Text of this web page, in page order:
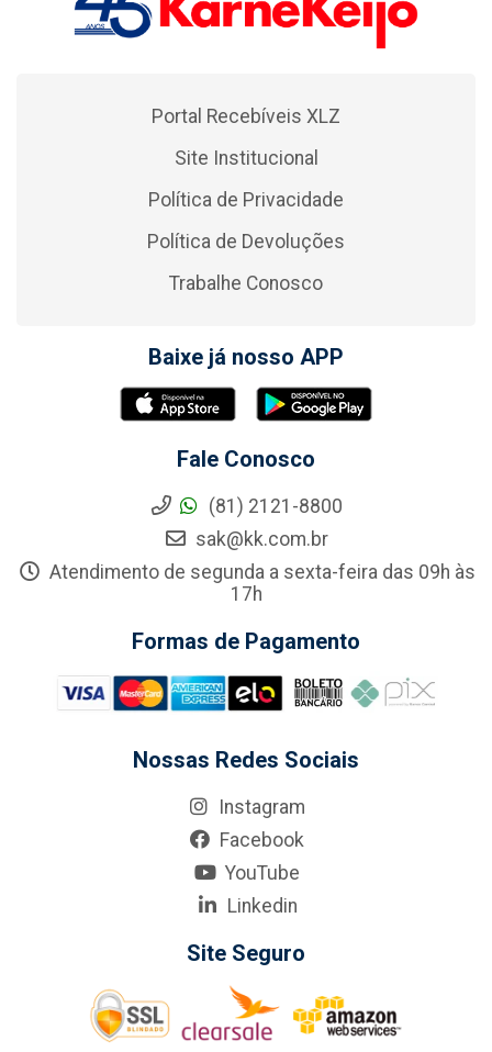
Portal Recebíveis XLZ
Site Institucional
Política de Privacidade
Política de Devoluções
Trabalhe Conosco
Baixe já nosso APP
Fale Conosco
(81) 2121-8800
sak@kk.com.br
Atendimento de segunda a sexta-feira das 09h às
17h
Formas de Pagamento
Nossas Redes Sociais
Instagram
Facebook
YouTube
Linkedin
Site Seguro